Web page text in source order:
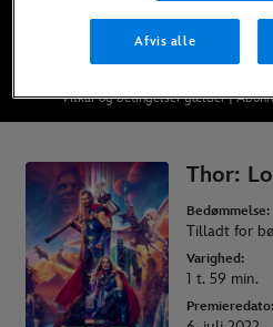
* Vilkår og betingelser gælder |
Thor:
Bedømmelse:
Tilladt for
Varighed:
1 t. 59 min.
Premieredato:
Afvis alle